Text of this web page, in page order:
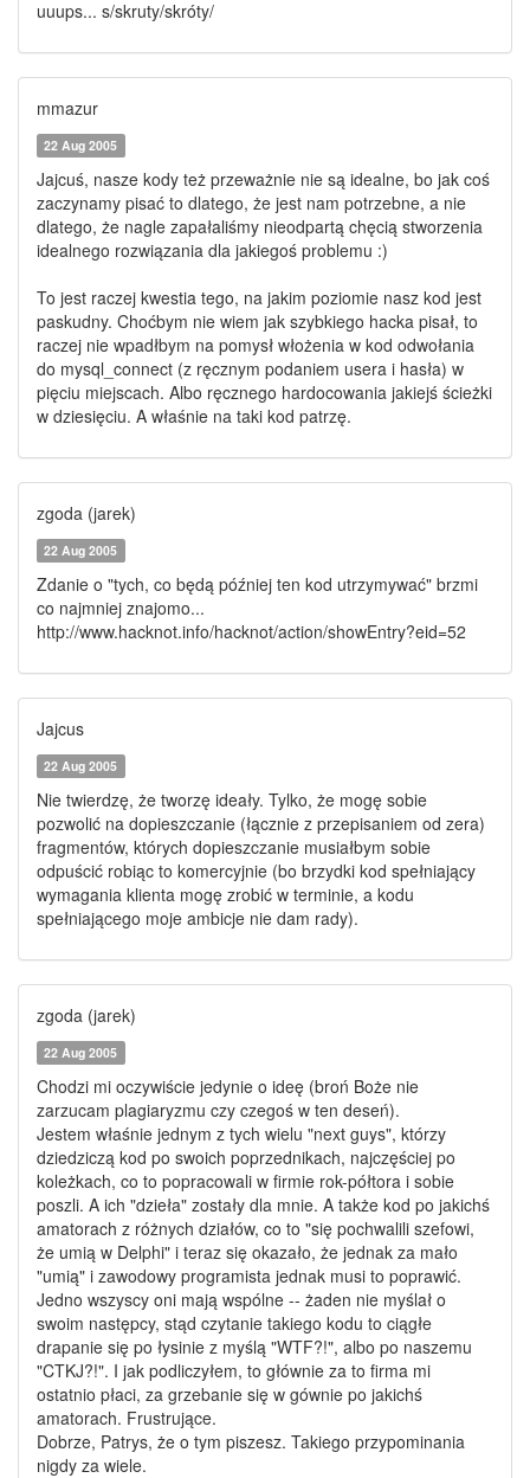
uuups... s/skruty/skróty/
mmazur
22 Aug 2005
Jajcuś, nasze kody też przeważnie nie są idealne, bo jak coś
zaczynamy pisać to dlatego, że jest nam potrzebne, a nie
dlatego, że nagle zapałaliśmy nieodpartą chęcią stworzenia
idealnego rozwiązania dla jakiegoś problemu :)
To jest raczej kwestia tego, na jakim poziomie nasz kod jest
paskudny. Choćbym nie wiem jak szybkiego hacka pisał, to
raczej nie wpadłbym na pomysł włożenia w kod odwołania
do mysql_connect (z ręcznym podaniem usera i hasła) w
pięciu miejscach. Albo ręcznego hardocowania jakiejś ścieżki
w dziesięciu. A właśnie na taki kod patrzę.
zgoda (jarek)
22 Aug 2005
Zdanie o "tych, co będą później ten kod utrzymywać" brzmi
co najmniej znajomo...
http://www.hacknot.info/hacknot/action/showEntry?eid=52
Jajcus
22 Aug 2005
Nie twierdzę, że tworzę ideały. Tylko, że mogę sobie
pozwolić na dopieszczanie (łącznie z przepisaniem od zera)
fragmentów, których dopieszczanie musiałbym sobie
odpuścić robiąc to komercyjnie (bo brzydki kod spełniający
wymagania klienta mogę zrobić w terminie, a kodu
spełniającego moje ambicje nie dam rady).
zgoda (jarek)
22 Aug 2005
Chodzi mi oczywiście jedynie o ideę (broń Boże nie
zarzucam plagiaryzmu czy czegoś w ten deseń).
Jestem właśnie jednym z tych wielu "next guys", którzy
dziedziczą kod po swoich poprzednikach, najczęściej po
koleżkach, co to popracowali w firmie rok-półtora i sobie
poszli. A ich "dzieła" zostały dla mnie. A także kod po jakichś
amatorach z różnych działów, co to "się pochwalili szefowi,
że umią w Delphi" i teraz się okazało, że jednak za mało
"umią" i zawodowy programista jednak musi to poprawić.
Jedno wszyscy oni mają wspólne -- żaden nie myślał o
swoim następcy, stąd czytanie takiego kodu to ciągłe
drapanie się po łysinie z myślą "WTF?!", albo po naszemu
"CTKJ?!". I jak podliczyłem, to głównie za to firma mi
ostatnio płaci, za grzebanie się w gównie po jakichś
amatorach. Frustrujące.
Dobrze, Patrys, że o tym piszesz. Takiego przypominania
nigdy za wiele.